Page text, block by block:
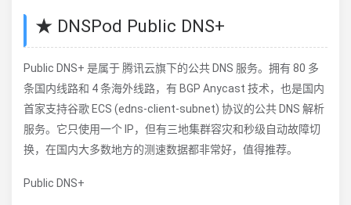
★ DNSPod Public DNS+
Public DNS+ 是属于 腾讯云旗下的公共 DNS 服务。拥有 80 多
条国内线路和 4 条海外线路，有 BGP Anycast 技术，也是国内
首家支持谷歌 ECS (edns-client-subnet) 协议的公共 DNS 解析
服务。它只使用一个 IP，但有三地集群容灾和秒级自动故障切
换，在国内大多数地方的测速数据都非常好，值得推荐。
Public DNS+